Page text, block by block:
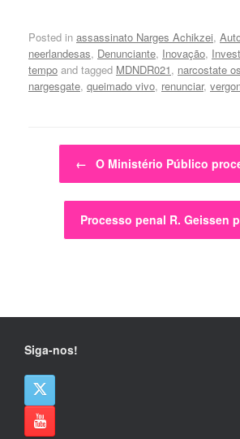
Posted in assassinato Narges Achikzei,
neerlandesas, Denunciante, Inovação,
tempo and tagged MDNDR021, narcostate
nargesgate, queimado vivo, renunciar,
Post navigation
← O Ministério Público
Processo penal R. Geissen
Siga-nos!